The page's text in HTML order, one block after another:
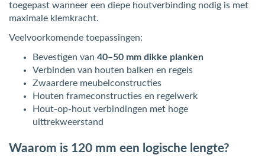
toegepast wanneer een diepe houtverbinding nodig is met
maximale klemkracht.
Veelvoorkomende toepassingen:
Bevestigen van 40–50 mm dikke planken
Verbinden van houten balken en regels
Zwaardere meubelconstructies
Houten frameconstructies en regelwerk
Hout-op-hout verbindingen met hoge
uittrekweerstand
Waarom is 120 mm een logische lengte?